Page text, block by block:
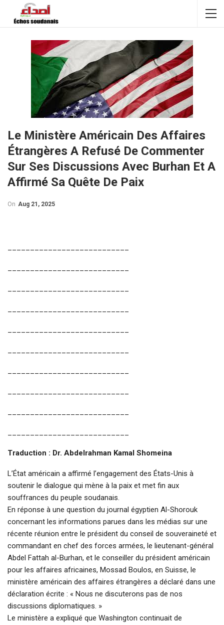
Le Ministère Américain Des Affaires
Étrangères A Refusé De Commenter
Sur Ses Discussions Avec Burhan Et A
Affirmé Sa Quête De Paix
On Aug 21, 2025
Traduction : Dr. Abdelrahman Kamal Shomeina
L’État américain a affirmé l’engagement des États-Unis à
soutenir le dialogue qui mène à la paix et met fin aux
souffrances du peuple soudanais.
En réponse à une question du journal égyptien Al-Shorouk
concernant les informations parues dans les médias sur une
récente réunion entre le président du conseil de souveraineté et
commandant en chef des forces armées, le lieutenant-général
Abdel Fattah al-Burhan, et le conseiller du président américain
pour les affaires africaines, Mossad Boulos, en Suisse, le
ministère américain des affaires étrangères a déclaré dans une
déclaration écrite : « Nous ne discuterons pas de nos
discussions diplomatiques. »
Le ministère a expliqué que Washington continuait de